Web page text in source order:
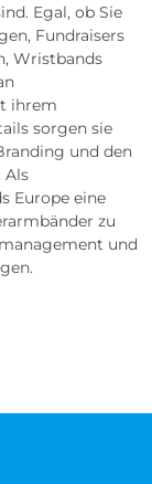
Egal, ob Sie
Fundraisers
Wristbands
ihrem
sorgen sie
und den
Als
Europe eine
zu
und